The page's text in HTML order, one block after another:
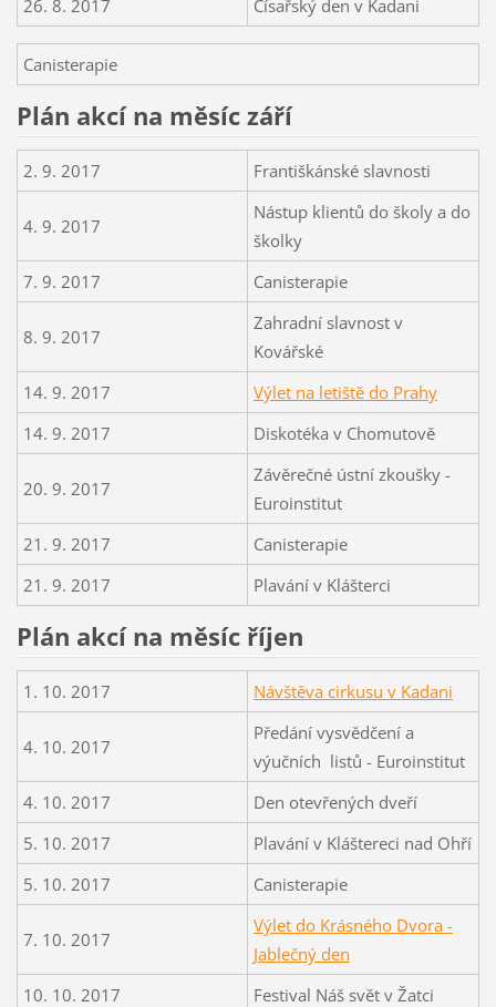
26. 8. 2017
Císařský den v Kadani
Canisterapie
Plán akcí na měsíc září
2. 9. 2017 Františkánské slavnosti
4. 9. 2017
Nástup klientů do školy a do
školky
7. 9. 2017
Canisterapie
8. 9. 2017
Zahradní slavnost v
Kovářské
14. 9. 2017
Výlet na letiště do Prahy
14. 9. 2017
Diskotéka v Chomutově
20. 9. 2017
Závěrečné ústní zkoušky -
Euroinstitut
21. 9. 2017
Canisterapie
21. 9. 2017
Plavání v Klášterci
Plán akcí na měsíc říjen
1. 10. 2017 Návštěva cirkusu v Kadani
4. 10. 2017
Předání vysvědčení a
výučních listů - Euroinstitut
4. 10. 2017
Den otevřených dveří
5. 10. 2017
Plavání v Kláštereci nad Ohří
5. 10. 2017
Canisterapie
7. 10. 2017
Výlet do Krásného Dvora -
Jablečný den
10. 10. 2017
Festival Náš svět v Žatci